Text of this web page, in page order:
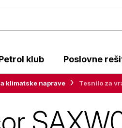
klub Poslovne
klimatske naprave Tesnilo za